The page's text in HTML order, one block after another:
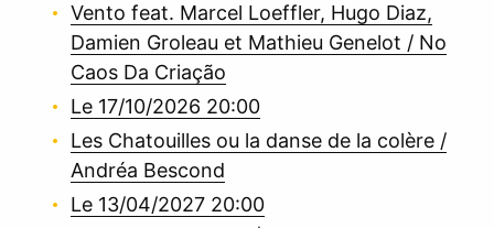
Vento feat. Marcel Loeffler, Hugo Diaz,
Damien Groleau et Mathieu Genelot / No
Caos Da Criação
Le 17/10/2026 20:00
Les Chatouilles ou la danse de la colère /
Andréa Bescond
Le 13/04/2027 20:00